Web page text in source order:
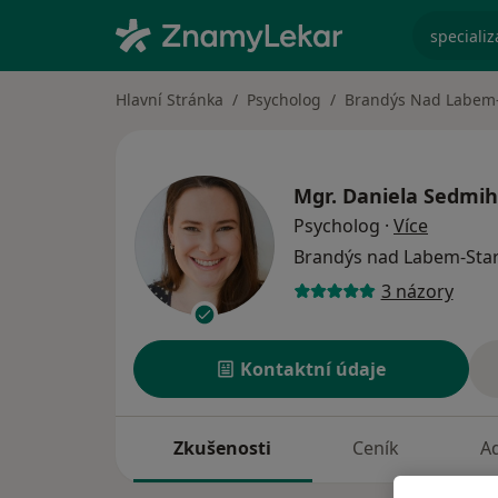
Hlavní Stránka Psycholog Brandýs Nad
Mgr. Daniela
Psycholog · Více
Brandýs nad Labem-
3 názory
Kontaktní údaje
Zkušenosti Ceník